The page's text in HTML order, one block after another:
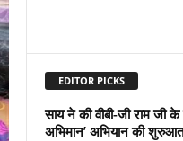
EDITOR PICKS
साय ने की वीबी-जी राम जी के
अभिमान’ अभियान की शुरुआत